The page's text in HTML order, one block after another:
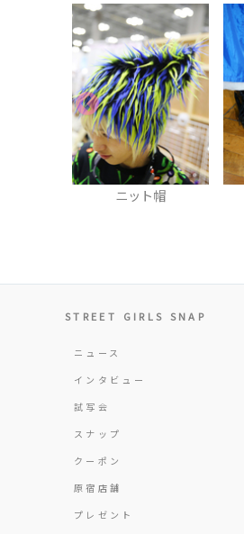
スニーカー
STREET GIRLS SNAP
ニュース
インタビュー
試写会
スナップ
クーポン
原宿店舗
プレゼント